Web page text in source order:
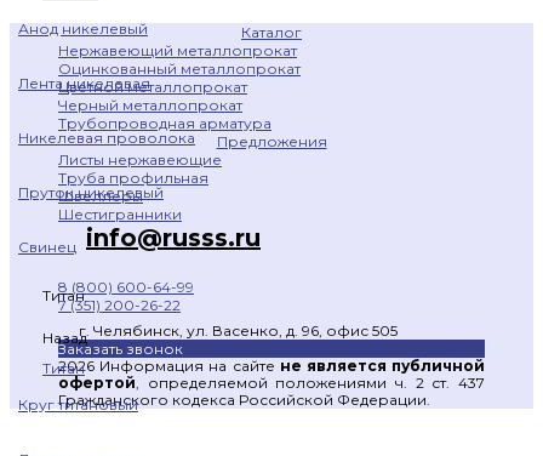
Анод никелевый
Лента никелевая
Никелевая проволока
Пруток никелевый
Свинец
Титан
Назад
Титан
Круг титановый
Каталог
Нержавеющий металлопрокат
Оцинкованный металлопрокат
Цветной металлопрокат
Черный металлопрокат
Трубопроводная арматура
Предложения
Листы нержавеющие
Труба профильная
Швеллеры
Шестигранники
info@russs.ru
8 (800) 600-64-99
7 (351) 200-26-22
г. Челябинск, ул. Васенко, д. 96, офис 505
Заказать звонок
2026 Информация на сайте не является публичной
офертой , определяемой положениями ч. 2 ст. 437
Гражданского кодекса Российской Федерации.